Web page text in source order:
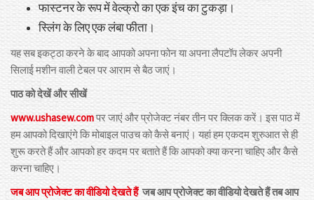
फास्टनर के रूप में वेल्क्रो का एक इंच का टुकड़ा।
स्लिंग के लिए एक लंबा फीता।
यह सब इकट्ठा करने के बाद आपको अपना फोन या अपना लैपटॉप लेकर अपनी
सिलाई मशीन वाली टेबल पर आराम से बैठ जाएं।
पाठ को देखें और सीखें
www.ushasew.comपर जाएं और प्रोजेक्ट नंबर तीन पर क्लिक करें। इस पाठ में
हम आपको दिखाएंगे कि मोबाइल पाउच को कैसे बनाएं। यहां हम एकदम शुरुआत से ही
शुरू करते हैं और आपको हर कदम पर बताते हैं कि आपको क्या करना चाहिए और कैसे
करना चाहिए।
जब आप प्रोजेक्ट का वीडियो देखते हैंजब आप प्रोजेक्ट का वीडियो देखते हैं तब आप